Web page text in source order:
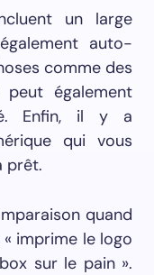
un large
auto-
comme des
également
Enfin, il y a
qui vous
prêt.
quand
imprime le logo
sur le pain ».